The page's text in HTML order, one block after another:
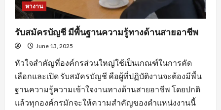
หางาน
รับสมัครบัญชี มีพื้นฐานความรู้ทางด้านสายอาชีพ
June 13, 2025
หัวใจสำคัญที่องค์กรส่วนใหญ่ใช้เป็นเกณฑ์ในการคัด
เลือกและเปิด รับสมัครบัญชี คือผู้ที่ปฏิบัติงานจะต้องมีพื้น
ฐานความรู้ความเข้าใจงานทางด้านสายอาชีพ โดยปกติ
แล้วทุกองค์กรมักจะให้ความสำคัญของตำแหน่งงานนี้